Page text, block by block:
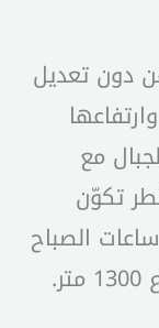
دون تعديل
مع
تكوّن
الصباح